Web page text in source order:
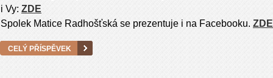
i Vy: ZDE
Spolek Matice Radhošťská se prezentuje i na Facebooku. ZDE
CELÝ PŘÍSPĚVEK